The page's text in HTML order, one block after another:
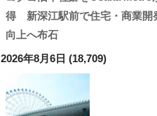
得 新深江駅前で住宅・商業開
向上へ布石
2026年8月6日 (18,709)